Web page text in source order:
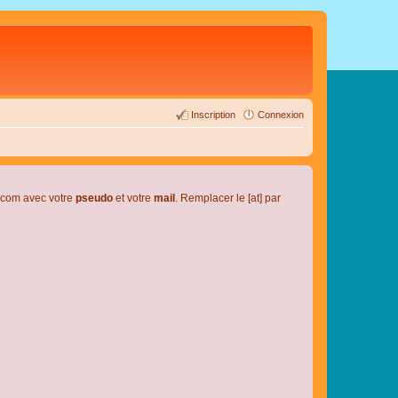
Connexion
Inscription
avec votre pseudo et votre mail . Remplacer le [at] par